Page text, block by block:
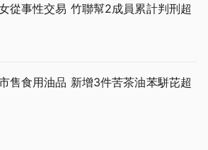
從事性交易 竹聯幫2成員累計判刑超
售食用油品 新增3件苦茶油苯駢芘超